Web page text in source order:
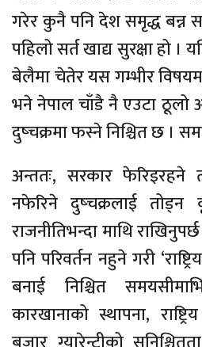
गरेर कुनै पनि देश समृद्ध बन्न
पहिलो सर्त खाद्य सुरक्षा हो
बेलैमा चेतेर यस गम्भीर
भने नेपाल चाँडै नै एउटा ठूलो
दुष्चक्रमा फस्ने निश्चित छ ।
अन्ततः, सरकार फेरिइरहने
नफेरिने दुष्चक्रलाई तोड्न
राजनीतिभन्दा माथि
पनि परिवर्तन नहुने गरी
बनाई निश्चित
कारखानाको स्थापना,